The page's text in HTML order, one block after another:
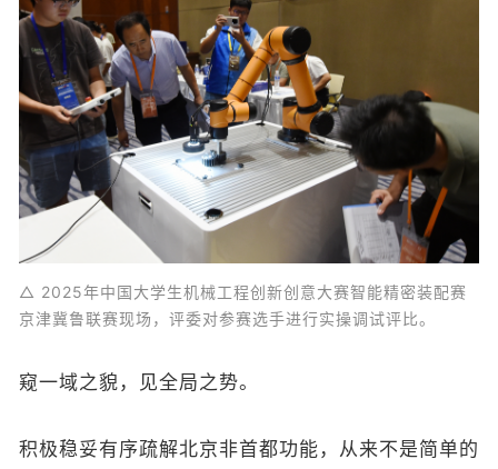
△ 2025年中国大学生机械工程创新创意大赛智能精密装配赛
京津冀鲁联赛现场，评委对参赛选手进行实操调试评比。
窥一域之貌，见全局之势。
积极稳妥有序疏解北京非首都功能，从来不是简单的